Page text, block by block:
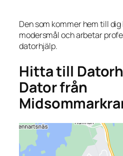
Den som kommer hem till
modersmål och arbetar
datorhjälp.
Hitta till
Dator från